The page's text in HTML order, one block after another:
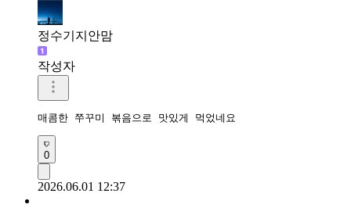
정수기지안맘
작성자
매콤한 쭈꾸미 볶음으로 맛있게 먹었네요
0
2026.06.01 12:37